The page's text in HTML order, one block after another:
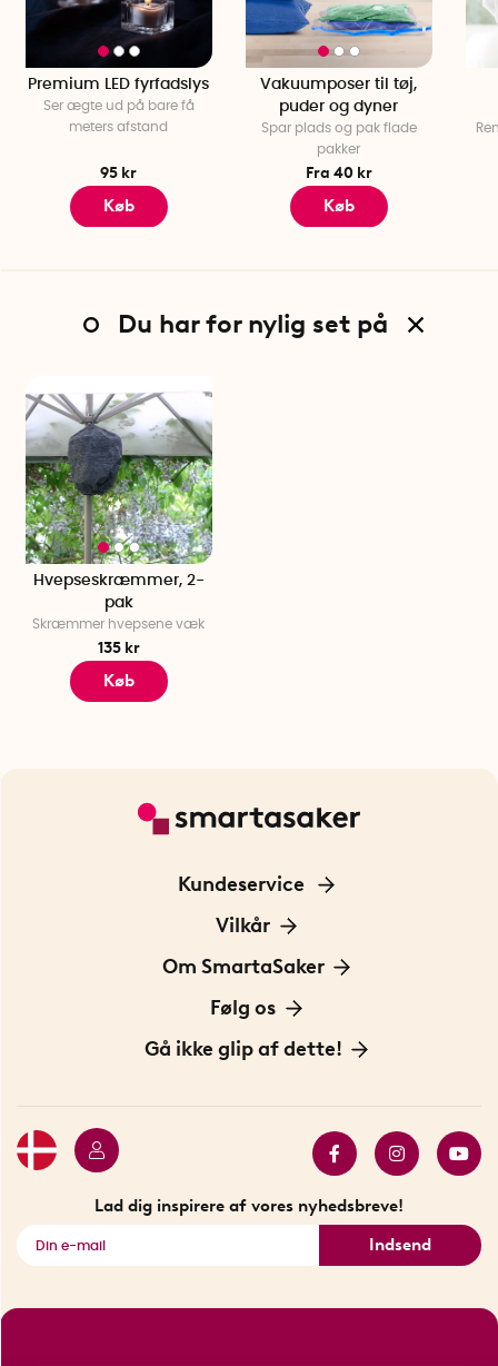
Premium LED fyrfadslys
Ser ægte ud på bare få
meters afstand
95 kr
Køb
Vakuumposer til tøj,
puder og dyner
Spar plads og pak flade
pakker
Fra 40 kr
Køb
Du har for nylig set på
Hvepseskræmmer, 2-
pak
Skræmmer hvepsene væk
135 kr
Køb
Kundeservice
Kontakt os
Vilkår
Information om cookies
Privatlivspolitik
Om SmartaSaker
Om os
Vores historie
Følg os
Opfindere
Gå ikke glip af dette!
Se alle smarte produkter
Lad dig inspirere af vores nyhedsbreve!
Indsend